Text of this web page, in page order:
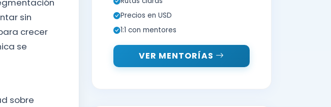
sin
crecer
se
sobre
Precios en USD
1:1 con mentores
VER MENTORÍAS